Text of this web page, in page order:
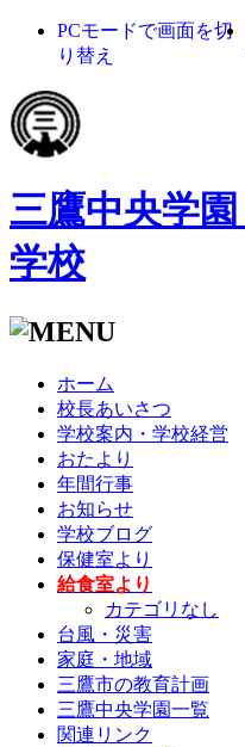
PCモードで画面を切
り替え
三鷹中央学
学校
ホーム
校長あいさつ
学校案内・学校経営
おたより
年間行事
お知らせ
学校ブログ
保健室より
給食室より
カテゴリなし
台風・災害
家庭・地域
三鷹市の教育計画
三鷹中央学園一覧
関連リンク